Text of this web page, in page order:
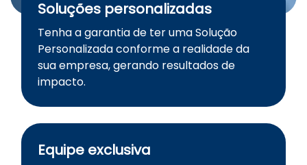
Soluções personalizadas
Tenha a garantia de ter uma Solução
Personalizada conforme a realidade da
sua empresa, gerando resultados de
impacto.
Equipe exclusiva